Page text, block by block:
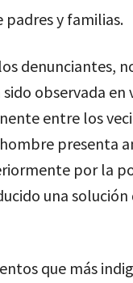
padres y familias.
denunciantes,
observada en
entre los
presenta
por la
una
que más